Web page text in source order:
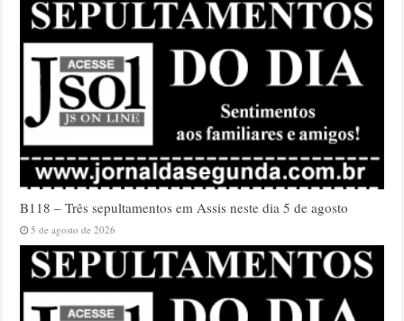
B118 – Três sepultamentos em Assis neste dia 5 de agosto
5 de agosto de 2026